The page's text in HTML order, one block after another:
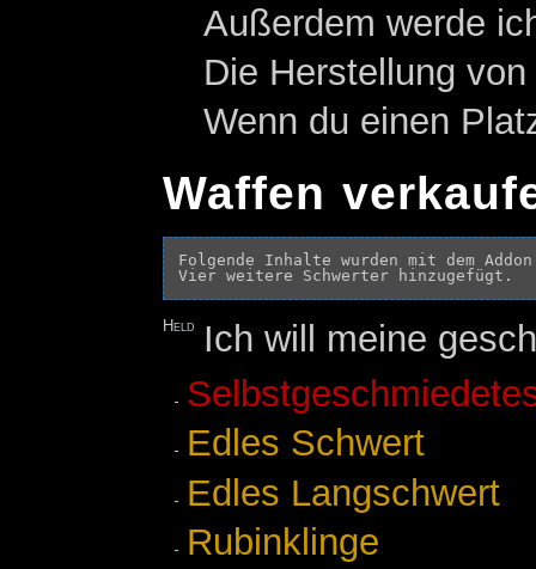
Außerdem werde
Die Herstellung
Wenn du einen
Waffen
Folgende Inhalte wurden mit dem
Held
Ich will meine
Edles Schwert
Edles Langschwert
Rubinklinge